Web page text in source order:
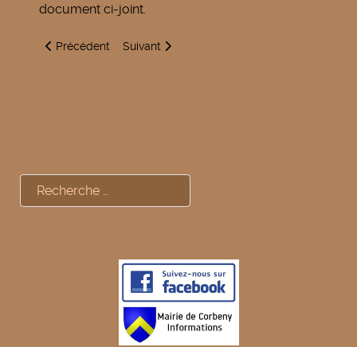
document ci-joint.
Article précédent : Loto - Bingo
Précédent Article suivant : Loto - Bingo
Suivant
Rechercher